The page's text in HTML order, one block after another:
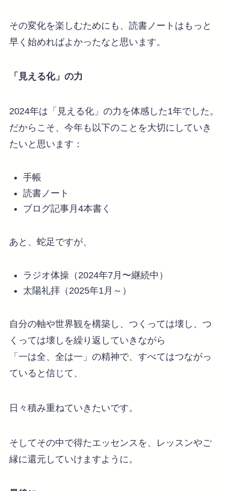
その変化を楽しむためにも、読書ノートはもっと
早く始めればよかったなと思います。
「見える化」の力
2024年は「見える化」の力を体感した1年でした。
だからこそ、今年も以下のことを大切にしていき
たいと思います：
手帳
読書ノート
ブログ記事月4本書く
あと、蛇足ですが、
ラジオ体操（2024年7月〜継続中）
太陽礼拝（2025年1月～）
自分の軸や世界観を構築し、つくっては壊し、つ
くっては壊しを繰り返していきながら
「一は全、全は一」の精神で、すべてはつながっ
ていると信じて、
日々積み重ねていきたいです。
そしてその中で得たエッセンスを、レッスンやご
縁に還元していけますように。